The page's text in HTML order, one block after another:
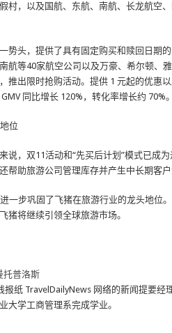
村，以及国航、东航、南航、长龙航空
势头，提供了具有固定购买和赎回日期
航等40家航空公司以及万豪、希尔顿、
推出限时抢购活动。提供 1 元起的优惠
同比增长 120%，转化率增长约 70%。
位
说，双11活动和“先买后计划”模式已成
帮助旅游公司管理库存并产生中长期客
一步巩固了飞猪在旅游行业的龙头地位
猪将继续引领全球旅游市场。
报纸 TravelDailyNews 网络的新闻提要
大学工商管理系完成学业。